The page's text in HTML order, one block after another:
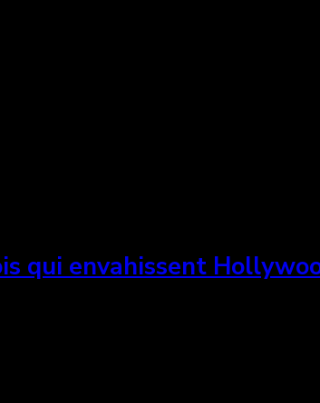
qui envahissent